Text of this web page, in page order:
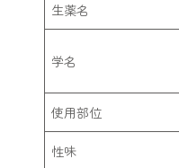
生薬名
学名
使用部位
性味